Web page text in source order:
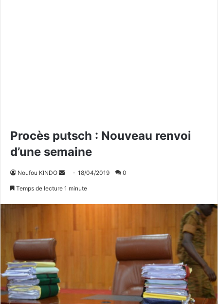
Procès putsch : Nouveau renvoi
d’une semaine
Noufou KINDO
o
18/04/2019 0
Temps de lecture 1 minute